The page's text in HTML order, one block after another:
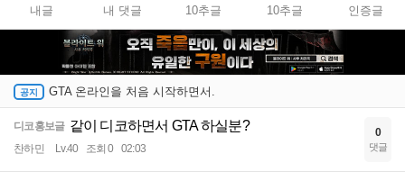
내글 내 댓글 10추글 10추글 인증글
GTA 온라인을 처음 시작하면서.
디코홍보글 같이 디코하면서 GTA 하실분?
찬하민 Lv.40 조회 0 02:03
0
댓글